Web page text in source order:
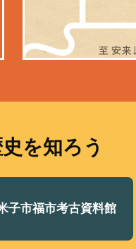
を知ろう
子市福市考古資料館